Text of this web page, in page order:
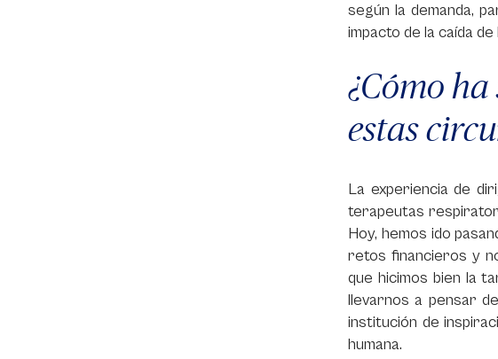
según la demanda,
impacto de la caída
¿Cómo
estas
La experiencia de
terapeutas
Hoy, hemos ido
retos financieros y
que hicimos bien la
llevarnos a pensar
institución de
humana.